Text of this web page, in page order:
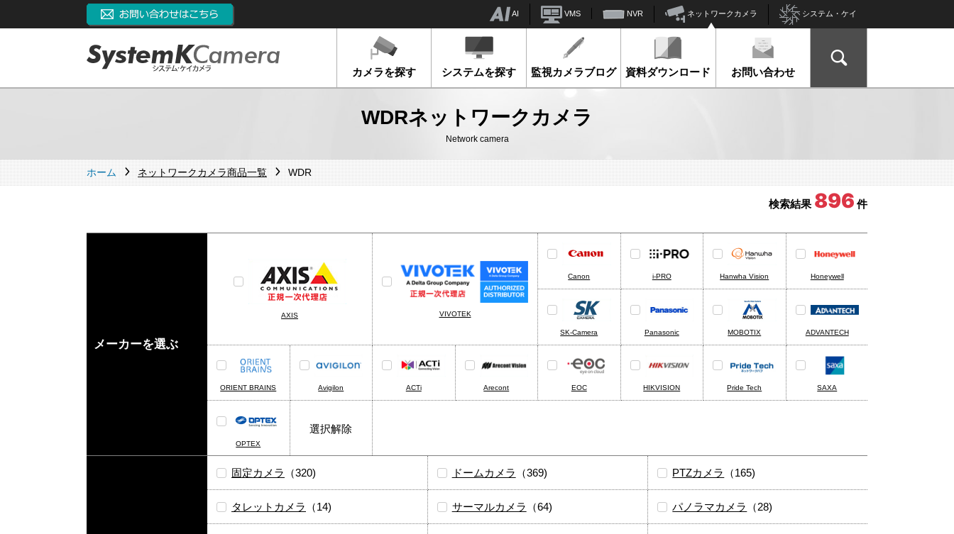
AI VMS NVR ネットワークカメラ システム・ケイ
カメラを探す システムを探す 監視カメラブログ 資料ダウンロード お問い合わせ
WDRネットワークカメラ
Network camera
ホーム ネットワークカメラ商品一覧 WDR
検索結果 896 件
メーカーを選ぶ
AXIS VIVOTEK
Canon i-PRO Hanwha Vision Honeywell
SK-Camera Panasonic MOBOTIX ADVANTECH
ORIENT BRAINS Avigilon ACTi Arecont EOC HIKVISION Pride Tech SAXA
OPTEX
選択解除
固定カメラ （320) ドームカメラ （369) PTZカメラ （165)
タレットカメラ （14) サーマルカメラ （64) パノラマカメラ （28)